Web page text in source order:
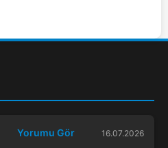
Yorumu Gör 16.07.2026